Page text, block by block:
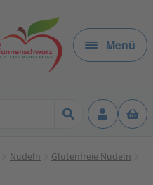
Menü
Nudeln
Glutenfreie Nudeln